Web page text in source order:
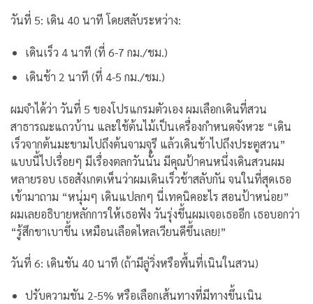
วันที่ 5: เดิน 40 นาที โดยสลับระหว่าง:
เดินเร็ว 4 นาที (ที่ 6-7 กม./ชม.)
เดินช้า 2 นาที (ที่ 4-5 กม./ชม.)
ผมจำได้ว่า วันที่ 5 ของโปรแกรมตัวเอง ผมเลือกเดินที่สวน
สาธารณะแถวบ้าน และใช้ต้นไม้เป็นเครื่องกำหนดจังหวะ “เดิน
เร็วจากต้นมะขามไปถึงต้นจามจุรี แล้วเดินช้าไปถึงประตูสวน”
แบบนี้ไปเรื่อยๆ มีเรื่องตลกวันนั้น มีคุณป้าคนหนึ่งเดินสวนผม
หลายรอบ เธอสังเกตเห็นว่าผมเดินเร็วช้าสลับกัน จนในที่สุดเธอ
เข้ามาถาม “หนุ่มๆ เดินแปลกๆ นี่เทคนิคอะไร สอนป้าหน่อย”
ผมเลยอธิบายหลักการให้เธอฟัง วันรุ่งขึ้นผมเจอเธออีก เธอบอกว่า
“รู้สึกขาเบาขึ้น เหมือนเลือดไหลเวียนดีขึ้นเลย!”
วันที่ 6: เดินชัน 40 นาที (ถ้ามีลู่วิ่งหรือพื้นที่เนินในสวน)
ปรับความชัน 2-5% หรือเลือกเส้นทางที่มีทางขึ้นเนิน